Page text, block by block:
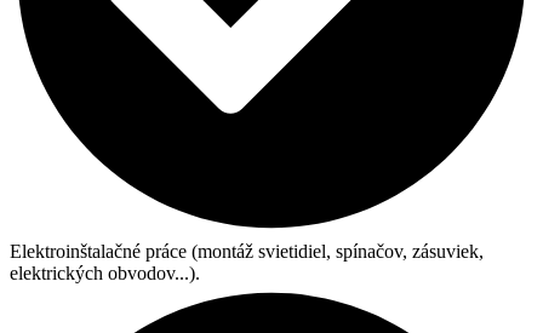
Elektroinštalačné práce (montáž svietidiel, spínačov, zásuviek,
elektrických obvodov...).